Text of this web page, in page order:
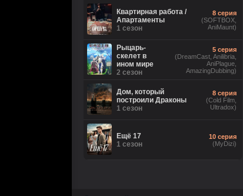
Великолепная
8 сезон
26 серия
Игра
лжецов
18 серия
(Anilibria, Japan Original,
История его
28 серия
Настоящий
5 серия
Квартирная работа /
Апартаменты
1 сезон
8 серия
(SOFTBOX,
AniMaunt)
Рыцарь-
скелет в
ином мире
2 сезон
5 серия
(DreamCast, Anilibria,
AniPlague,
AmazingDubbing)
Дом, который
построили Драконы
1 сезон
8 серия
(Cold Film,
Ultradox)
Ещё 17
1 сезон
10 серия
(MyDizi)